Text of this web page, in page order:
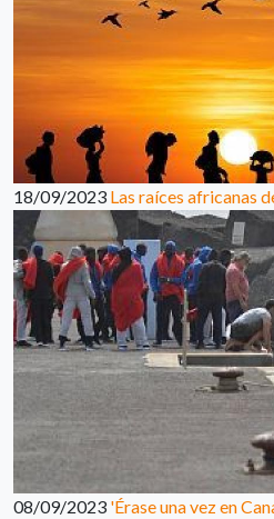
18/09/2023 Las raíces africanas
08/09/2023 'Érase una vez en